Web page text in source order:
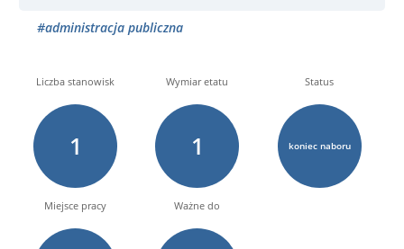
#administracja publiczna
Liczba stanowisk
1
Wymiar etatu
1
Status
koniec naboru
Miejsce pracy Ważne do